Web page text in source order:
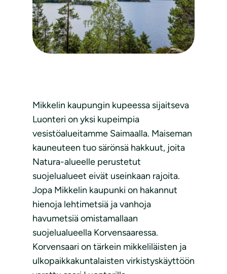
Mikkelin kaupungin kupeessa sijaitseva
Luonteri on yksi kupeimpia
vesistöalueitamme Saimaalla. Maiseman
kauneuteen tuo särönsä hakkuut, joita
Natura-alueelle perustetut
suojelualueet eivät useinkaan rajoita.
Jopa Mikkelin kaupunki on hakannut
hienoja lehtimetsiä ja vanhoja
havumetsiä omistamallaan
suojelualueella Korvensaaressa.
Korvensaari on tärkein mikkeliläisten ja
ulkopaikkakuntalaisten virkistyskäyttöön